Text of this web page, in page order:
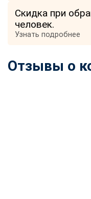
Скидка при
человек.
Узнать подробнее
Отзывы о